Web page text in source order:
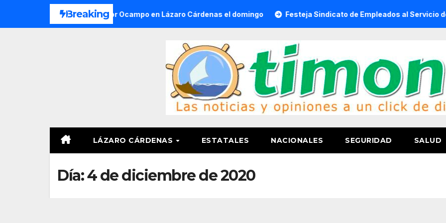
Breaking
del Ejido Melchor Ocampo en Lázaro Cárdenas el domingo Festeja Sindicato de Empleados al Servicio del H.
LÁZARO CÁRDENAS ESTATALES NACIONALES SEGURIDAD SALUD
Día:4 de diciembre de 2020